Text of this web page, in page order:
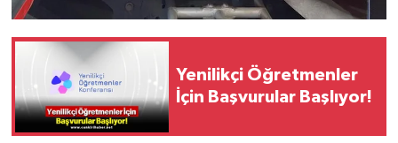
Yenilikçi Öğretmenler
İçin Başvurular Başlıyor!